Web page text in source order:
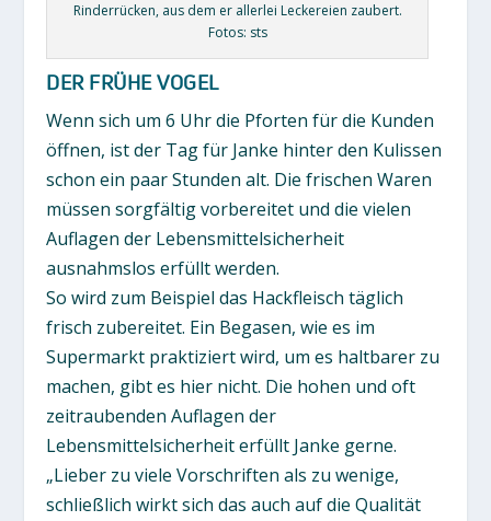
Rinderrücken, aus dem er allerlei Leckereien zaubert.
Fotos: sts
DER FRÜHE VOGEL
Wenn sich um 6 Uhr die Pforten für die Kunden
öffnen, ist der Tag für Janke hinter den Kulissen
schon ein paar Stunden alt. Die frischen Waren
müssen sorgfältig vorbereitet und die vielen
Auflagen der Lebensmittelsicherheit
ausnahmslos erfüllt werden.
So wird zum Beispiel das Hackfleisch täglich
frisch zubereitet. Ein Begasen, wie es im
Supermarkt praktiziert wird, um es haltbarer zu
machen, gibt es hier nicht. Die hohen und oft
zeitraubenden Auflagen der
Lebensmittelsicherheit erfüllt Janke gerne.
„Lieber zu viele Vorschriften als zu wenige,
schließlich wirkt sich das auch auf die Qualität